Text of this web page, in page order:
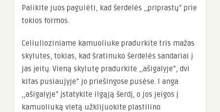
Palikite juos pagulėti, kad šerdelės ,,priprastų” prie
tokios formos.
Celiulioziniame kamuoliuke pradurkite tris mažas
skylutes, tokias, kad šratinuko šerdelės sandariai į
jas įeitų. Vieną skylutę pradurkite ,,ašigalyje”, dvi
kitas pusiaujyje” jo priešingose pusėse. I anga
,,ašigalyje” įstatykite ilgąją šerdį, o jos jeigos į
kamuoliuką vietą užklijuokite plastilino